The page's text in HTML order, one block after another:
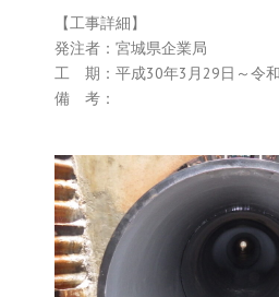
【工事詳細】
発注者：宮城県企業局
工 期：平成30年3月29日～令
備 考：